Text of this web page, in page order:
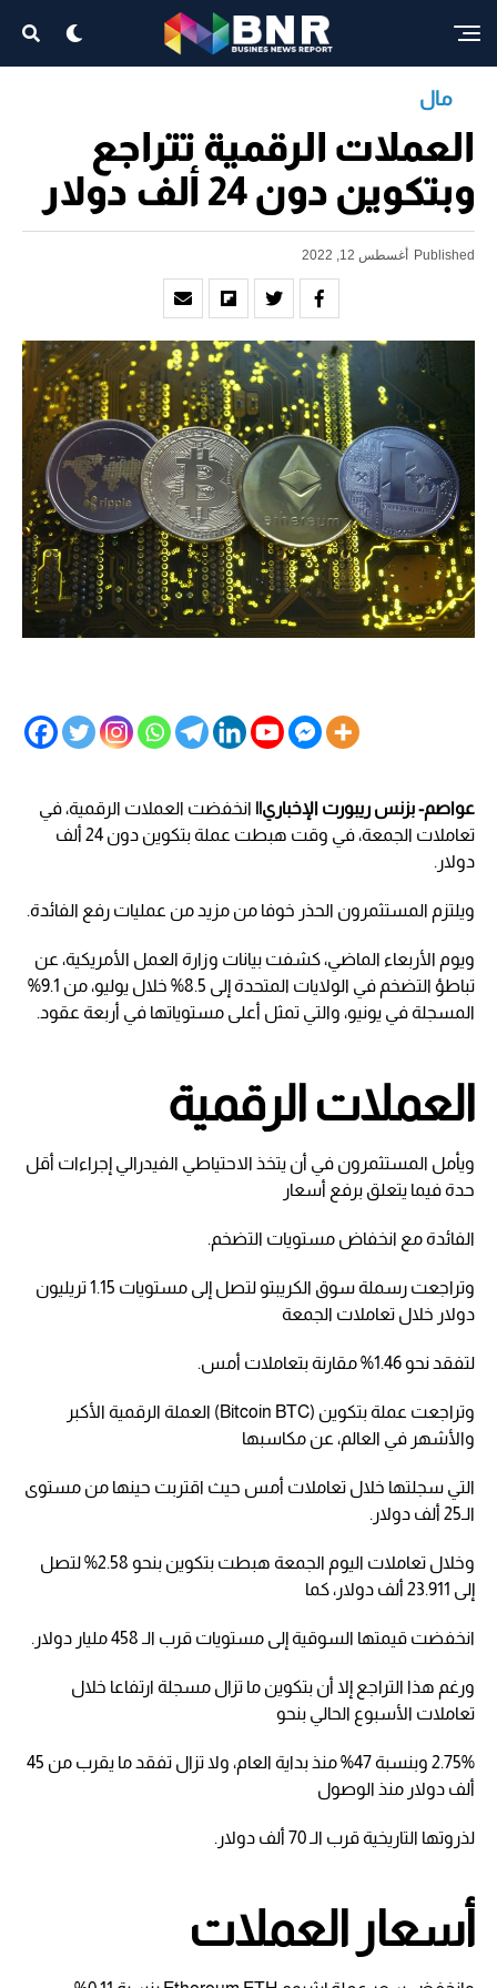
مال
العملات الرقمية تتراجع
وبتكوين دون 24 ألف دولار
Published أغسطس 12, 2022
عواصم- بزنس ريبورت الإخباري|| انخفضت العملات الرقمية، في
تعاملات الجمعة، في وقت هبطت عملة بتكوين دون 24 ألف
دولار.
ويلتزم المستثمرون الحذر خوفا من مزيد من عمليات رفع الفائدة.
ويوم الأربعاء الماضي، كشفت بيانات وزارة العمل الأمريكية، عن
تباطؤ التضخم في الولايات المتحدة إلى 8.5% خلال يوليو، من 9.1%
المسجلة في يونيو، والتي تمثل أعلى مستوياتها في أربعة عقود.
العملات الرقمية
ويأمل المستثمرون في أن يتخذ الاحتياطي الفيدرالي إجراءات أقل
حدة فيما يتعلق برفع أسعار
الفائدة مع انخفاض مستويات التضخم.
وتراجعت رسملة سوق الكريبتو لتصل إلى مستويات 1.15 تريليون
دولار خلال تعاملات الجمعة
لتفقد نحو 1.46% مقارنة بتعاملات أمس.
وتراجعت عملة بتكوين (Bitcoin BTC) العملة الرقمية الأكبر
والأشهر في العالم، عن مكاسبها
التي سجلتها خلال تعاملات أمس حيث اقتربت حينها من مستوى
الـ25 ألف دولار.
وخلال تعاملات اليوم الجمعة هبطت بتكوين بنحو 2.58% لتصل
إلى 23.911 ألف دولار، كما
انخفضت قيمتها السوقية إلى مستويات قرب الـ 458 مليار دولار.
ورغم هذا التراجع إلا أن بتكوين ما تزال مسجلة ارتفاعا خلال
تعاملات الأسبوع الحالي بنحو
2.75% وبنسبة 47% منذ بداية العام، ولا تزال تفقد ما يقرب من 45
ألف دولار منذ الوصول
لذروتها التاريخية قرب الـ 70 ألف دولار.
أسعار العملات